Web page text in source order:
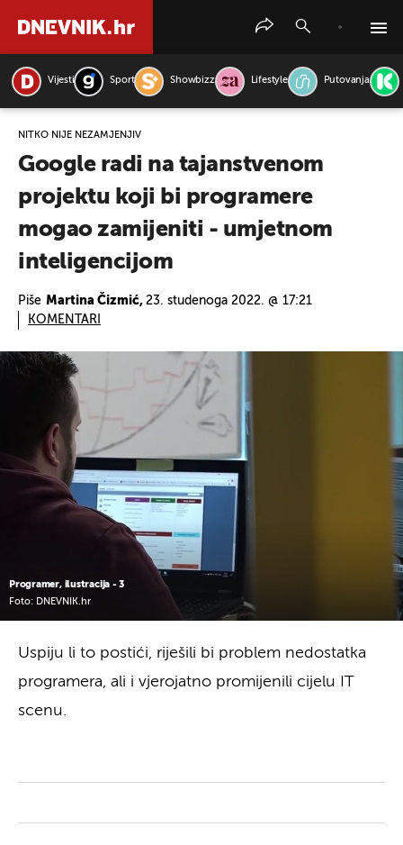
Vijesti Sport Showbizz Lifestyle Putovanja
NITKO NIJE NEZAMJENJIV
Google radi na tajanstvenom
projektu koji bi programere
mogao zamijeniti - umjetnom
inteligencijom
Piše Martina Čizmić, 23. studenoga 2022. @ 17:21
KOMENTARI
Programer, ilustracija - 3
Foto: DNEVNIK.hr
Uspiju li to postići, riješili bi problem nedostatka
programera, ali i vjerojatno promijenili cijelu IT
scenu.
PRETRAŽITE VIJESTI